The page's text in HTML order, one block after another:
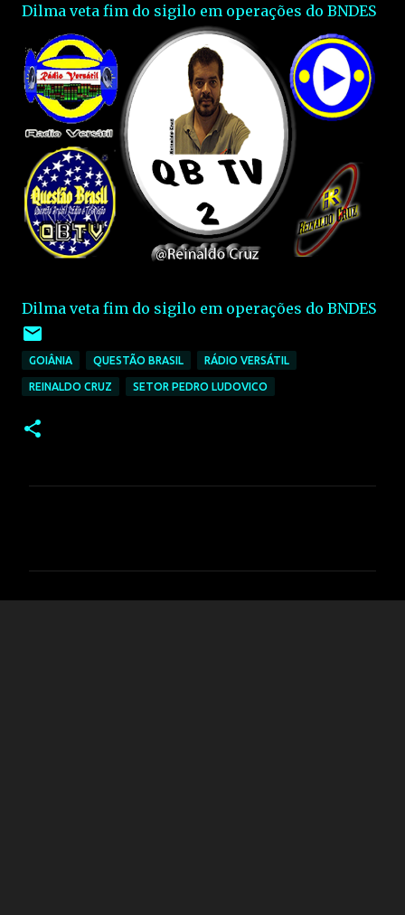
Dilma veta fim do sigilo em operações do BNDES
Dilma veta fim do sigilo em operações do BNDES
GOIÂNIA QUESTÃO BRASIL RÁDIO VERSÁTIL
REINALDO CRUZ SETOR PEDRO LUDOVICO